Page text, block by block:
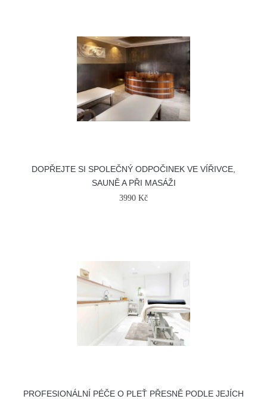
DOPŘEJTE SI SPOLEČNÝ ODPOČINEK VE VÍŘIVCE,
SAUNĚ A PŘI MASÁŽI
3990 Kč
PROFESIONÁLNÍ PÉČE O PLEŤ PŘESNĚ PODLE JEJÍCH